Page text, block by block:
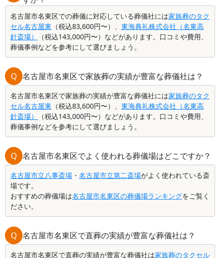
名古屋市名東区での葬儀に対応している葬儀社には家族葬のタク
セル名古屋東 （税込83,600円〜）、 東海典礼株式会社（名東高
針斎場）
（税込143,000円〜）などがあります。口コミや費用、
葬儀事例などを参考にして選びましょう。
Q 名古屋市名東区で家族葬の実績が豊富な葬儀社は？
名古屋市名東区で家族葬の実績が豊富な葬儀社には家族葬のタク
セル名古屋東 （税込83,600円〜）、 東海典礼株式会社（名東高
針斎場）
（税込143,000円〜）などがあります。口コミや費用、
葬儀事例などを参考にして選びましょう。
Q 名古屋市名東区でよく使われる葬儀場はどこですか？
名古屋市立八事斎場 ・ 名古屋市立第二斎場がよく使われている斎
場です。
おすすめの葬儀場は名古屋市名東区の葬儀場ランキングをご覧く
ださい。
Q 名古屋市名東区で直葬の実績が豊富な葬儀社は？
名古屋市名東区で直葬の実績が豊富な葬儀社は家族葬のタクセル